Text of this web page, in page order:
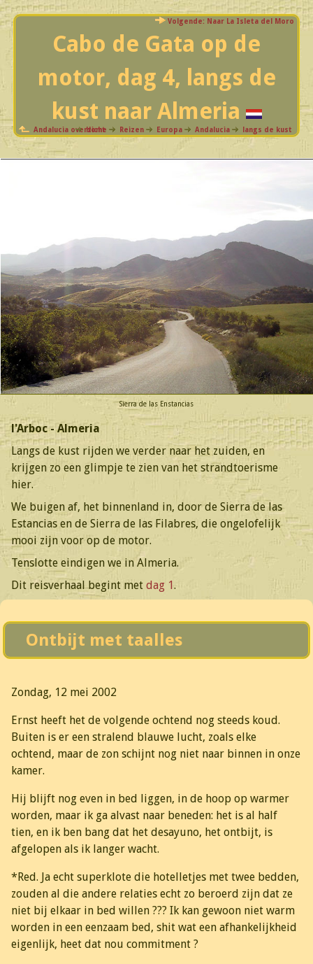
Volgende: Naar La Isleta del Moro
Cabo de Gata op de
motor, dag 4, langs de
kust naar Almeria
Andalucia overzicht
Home Reizen Europa Andalucia langs de kust
Sierra de las Enstancias
l'Arboc - Almeria
Langs de kust rijden we verder naar het zuiden, en
krijgen zo een glimpje te zien van het strandtoerisme
hier.
We buigen af, het binnenland in, door de Sierra de las
Estancias en de Sierra de las Filabres, die ongelofelijk
mooi zijn voor op de motor.
Tenslotte eindigen we in Almeria.
Dit reisverhaal begint met dag 1.
Ontbijt met taalles
Zondag, 12 mei 2002
Ernst heeft het de volgende ochtend nog steeds koud.
Buiten is er een stralend blauwe lucht, zoals elke
ochtend, maar de zon schijnt nog niet naar binnen in onze
kamer.
Hij blijft nog even in bed liggen, in de hoop op warmer
worden, maar ik ga alvast naar beneden: het is al half
tien, en ik ben bang dat het desayuno, het ontbijt, is
afgelopen als ik langer wacht.
*Red. Ja echt superklote die hotelletjes met twee bedden,
zouden al die andere relaties echt zo beroerd zijn dat ze
niet bij elkaar in bed willen ??? Ik kan gewoon niet warm
worden in een eenzaam bed, shit wat een afhankelijkheid
eigenlijk, heet dat nou commitment ?